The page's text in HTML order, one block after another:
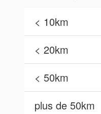
< 10km
< 20km
< 50km
plus de 50km